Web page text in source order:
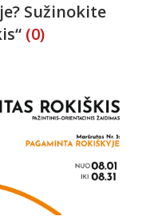
Sužinokite
(0)